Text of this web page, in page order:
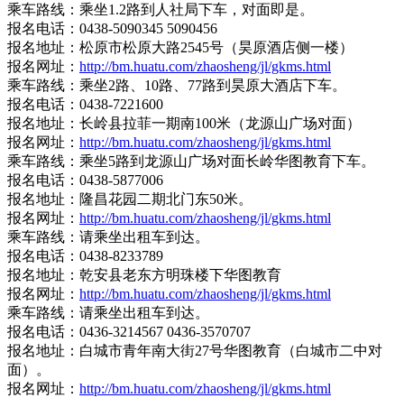
乘车路线：乘坐1.2路到人社局下车，对面即是。
报名电话：0438-5090345 5090456
报名地址：松原市松原大路2545号（昊原酒店侧一楼）
报名网址： http://bm.huatu.com/zhaosheng/jl/gkms.html
乘车路线：乘坐2路、10路、77路到昊原大酒店下车。
报名电话：0438-7221600
报名地址：长岭县拉菲一期南100米（龙源山广场对面）
报名网址： http://bm.huatu.com/zhaosheng/jl/gkms.html
乘车路线：乘坐5路到龙源山广场对面长岭华图教育下车。
报名电话：0438-5877006
报名地址：隆昌花园二期北门东50米。
报名网址： http://bm.huatu.com/zhaosheng/jl/gkms.html
乘车路线：请乘坐出租车到达。
报名电话：0438-8233789
报名地址：乾安县老东方明珠楼下华图教育
报名网址： http://bm.huatu.com/zhaosheng/jl/gkms.html
乘车路线：请乘坐出租车到达。
报名电话：0436-3214567 0436-3570707
报名地址：白城市青年南大街27号华图教育（白城市二中对
面）。
报名网址： http://bm.huatu.com/zhaosheng/jl/gkms.html